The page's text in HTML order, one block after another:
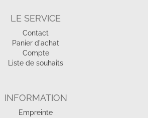
LE SERVICE
Contact
Panier d'achat
Compte
Liste de souhaits
INFORMATION
Empreinte